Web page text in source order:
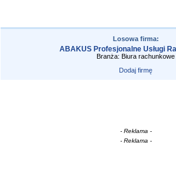
Losowa firma:
ABAKUS Profesjonalne Usługi
Branża: Biura rachunkowe
Dodaj firmę
- Reklama -
- Reklama -